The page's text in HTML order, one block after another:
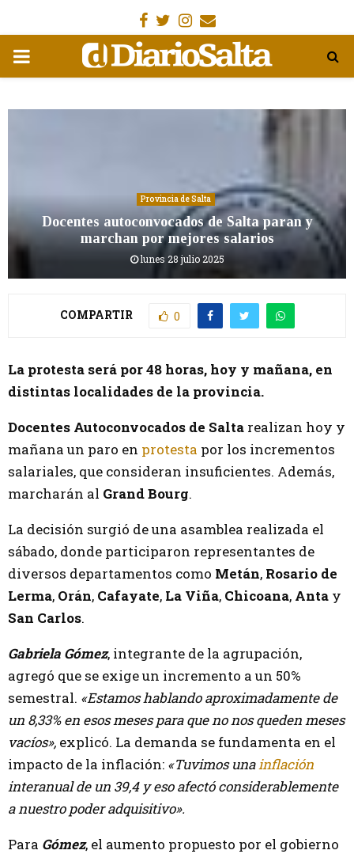
Facebook
Gorjeo
Instagram
Email
MENÚ
Provincia de Salta
Docentes autoconvocados de Salta paran y
marchan por mejores salarios
lunes 28 julio 2025
COMPARTIR 0
La protesta será por 48 horas, hoy y mañana, en
distintas localidades de la provincia.
Docentes Autoconvocados de Salta realizan hoy y
mañana un paro en protesta por los incrementos
salariales, que consideran insuficientes. Además,
marcharán al Grand Bourg.
La decisión surgió de una asamblea realizada el
sábado, donde participaron representantes de
diversos departamentos como Metán, Rosario de
Lerma, Orán, Cafayate, La Viña, Chicoana, Anta y
San Carlos.
Gabriela Gómez, integrante de la agrupación,
agregó que se exige un incremento a un 50%
semestral. «Estamos hablando aproximadamente de
un 8,33% en esos meses para que no nos queden meses
vacíos», explicó. La demanda se fundamenta en el
impacto de la inflación: «Tuvimos unainflación
interanual de un 39,4 y eso afectó considerablemente
a nuestro poder adquisitivo».
Para Gómez, el aumento propuesto por el gobierno